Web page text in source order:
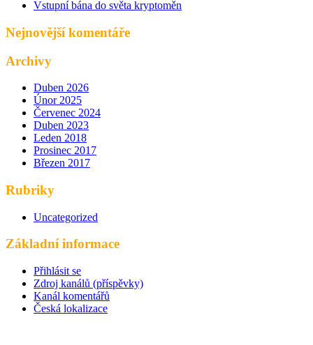
Vstupní bána do světa kryptoměn
Nejnovější komentáře
Archivy
Duben 2026
Únor 2025
Červenec 2024
Duben 2023
Leden 2018
Prosinec 2017
Březen 2017
Rubriky
Uncategorized
Základní informace
Přihlásit se
Zdroj kanálů (příspěvky)
Kanál komentářů
Česká lokalizace